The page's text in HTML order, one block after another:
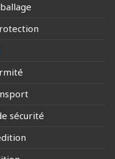
sécurité